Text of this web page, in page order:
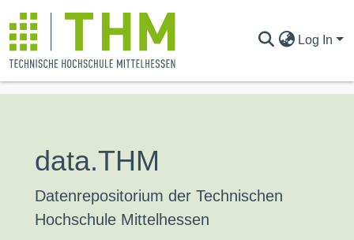
Log In
ALL OF DATA.THM
STATISTICS
data.THM
Datenrepositorium der Technischen
Hochschule Mittelhessen